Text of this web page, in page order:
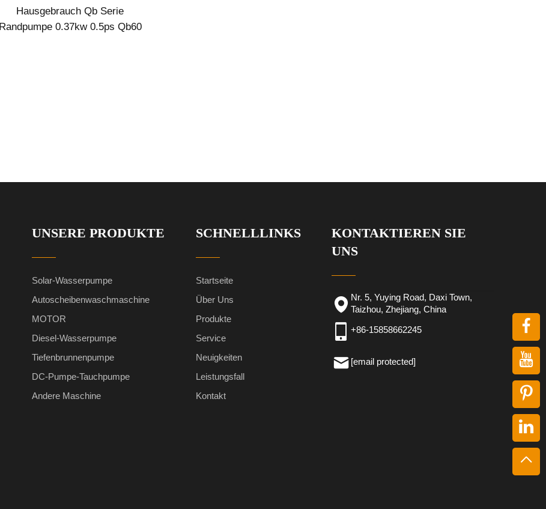
Hausgebrauch Qb Serie
Randpumpe 0.37kw 0.5ps Qb60
UNSERE PRODUKTE
Solar-Wasserpumpe
Autoscheibenwaschmaschine
MOTOR
Diesel-Wasserpumpe
Tiefenbrunnenpumpe
DC-Pumpe-Tauchpumpe
Andere Maschine
SCHNELLLINKS
Startseite
Über Uns
Produkte
Service
Neuigkeiten
Leistungsfall
Kontakt
KONTAKTIEREN SIE
UNS
Nr. 5, Yuying Road, Daxi Town,
Taizhou, Zhejiang, China
+86-15858662245
[email protected]